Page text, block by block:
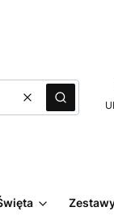
WyczyśćSzukaj